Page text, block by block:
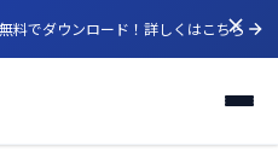
料でダウンロード！ 詳しくはこちら